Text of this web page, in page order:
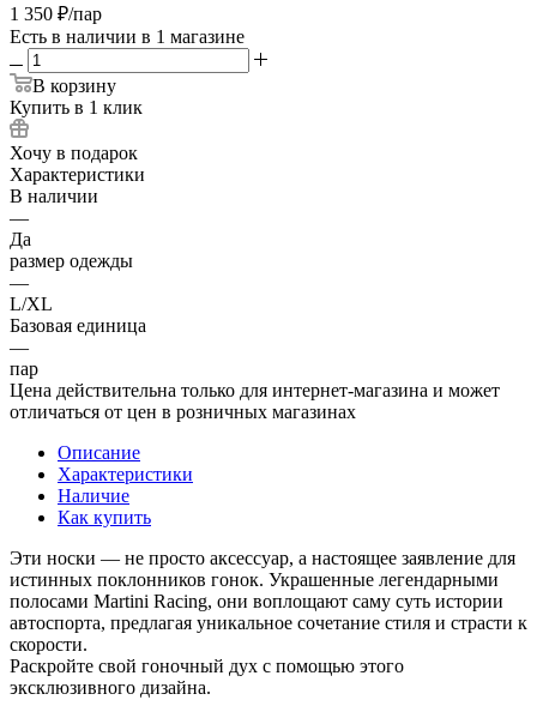
1 350 ₽/пар
Есть в наличии в 1 магазине
В корзину
Купить в 1 клик
Хочу в подарок
Характеристики
В наличии
—
Да
размер одежды
—
L/XL
Базовая единица
—
пар
Цена действительна только для интернет-магазина и может
отличаться от цен в розничных магазинах
Описание
Характеристики
Наличие
Как купить
Эти носки — не просто аксессуар, а настоящее заявление для
истинных поклонников гонок. Украшенные легендарными
полосами Martini Racing, они воплощают саму суть истории
автоспорта, предлагая уникальное сочетание стиля и страсти к
скорости.
Раскройте свой гоночный дух с помощью этого
эксклюзивного дизайна.